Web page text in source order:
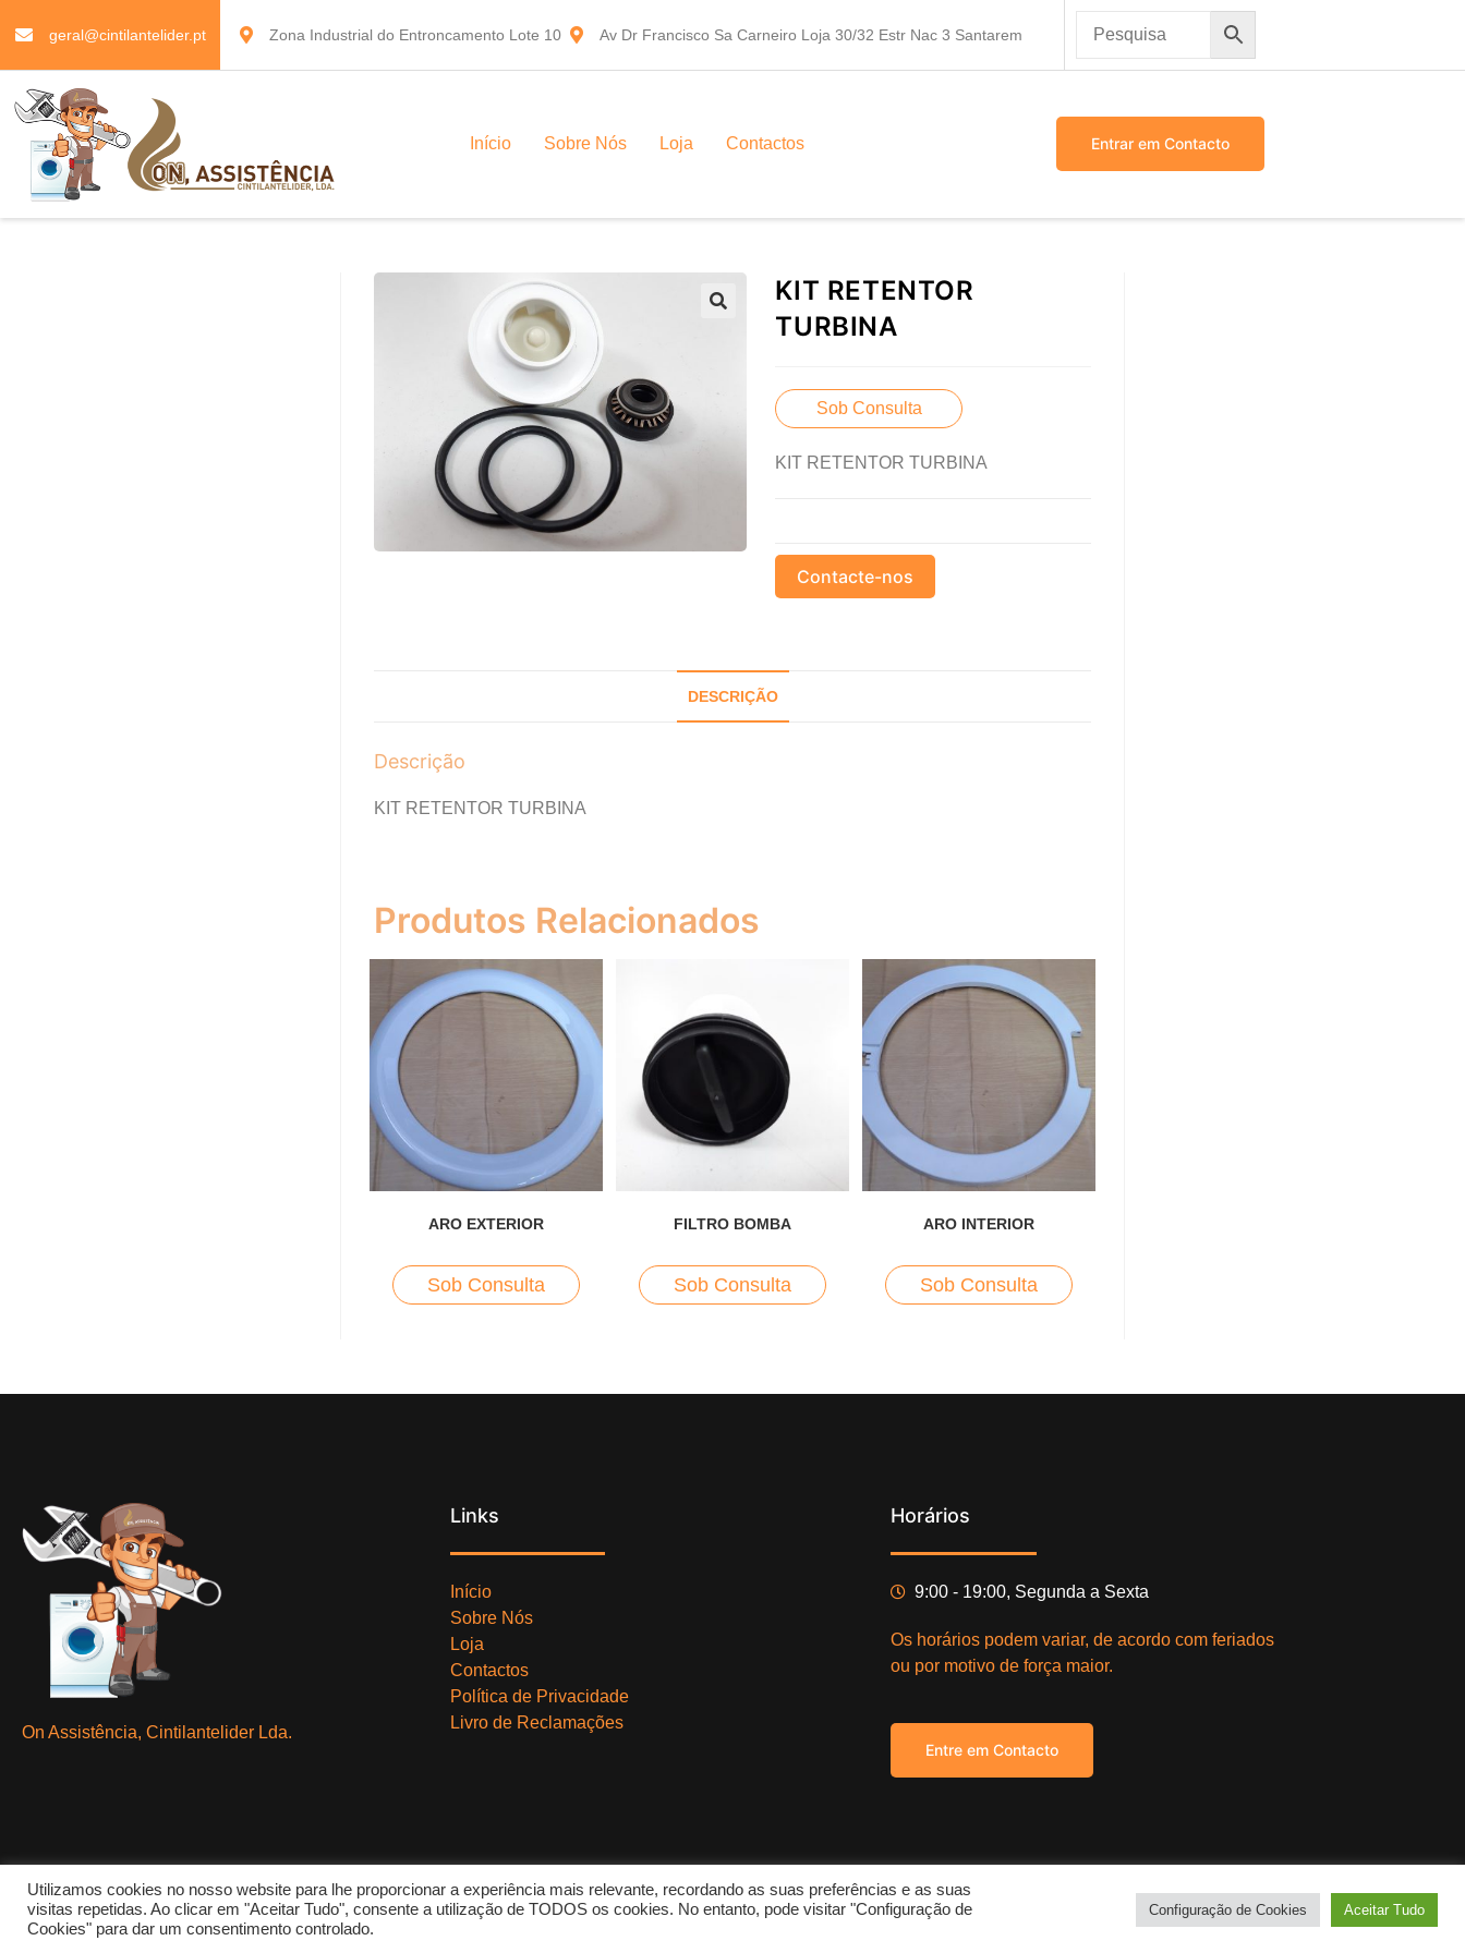
geral@cintilantelider.pt Zona Industrial do Entroncamento Lote 10 Av Dr Francisco Sa Carneiro Loja 30/32 Estr Nac 3 Santarem
Início Sobre Nós Loja Contactos Entrar em Contacto
KIT RETENTOR
TURBINA
Sob Consulta
KIT RETENTOR TURBINA
Contacte-nos
DESCRIÇÃO
Descrição
KIT RETENTOR TURBINA
Produtos Relacionados
ARO EXTERIOR
Sob Consulta
FILTRO BOMBA
Sob Consulta
ARO INTERIOR
Sob Consulta
On Assistência, Cintilantelider Lda.
Links
Início
Sobre Nós
Loja
Contactos
Política de Privacidade
Livro de Reclamações
Horários
9:00 - 19:00, Segunda a Sexta
Os horários podem variar, de acordo com feriados
ou por motivo de força maior.
Entre em Contacto
Copyright © 2021. Todos os direitos reservados.
Utilizamos cookies no nosso website para lhe proporcionar a experiência mais relevante, recordando as suas preferências e as suas
visitas repetidas. Ao clicar em "Aceitar Tudo", consente a utilização de TODOS os cookies. No entanto, pode visitar "Configuração de
Cookies" para dar um consentimento controlado.
Configuração de Cookies Aceitar Tudo